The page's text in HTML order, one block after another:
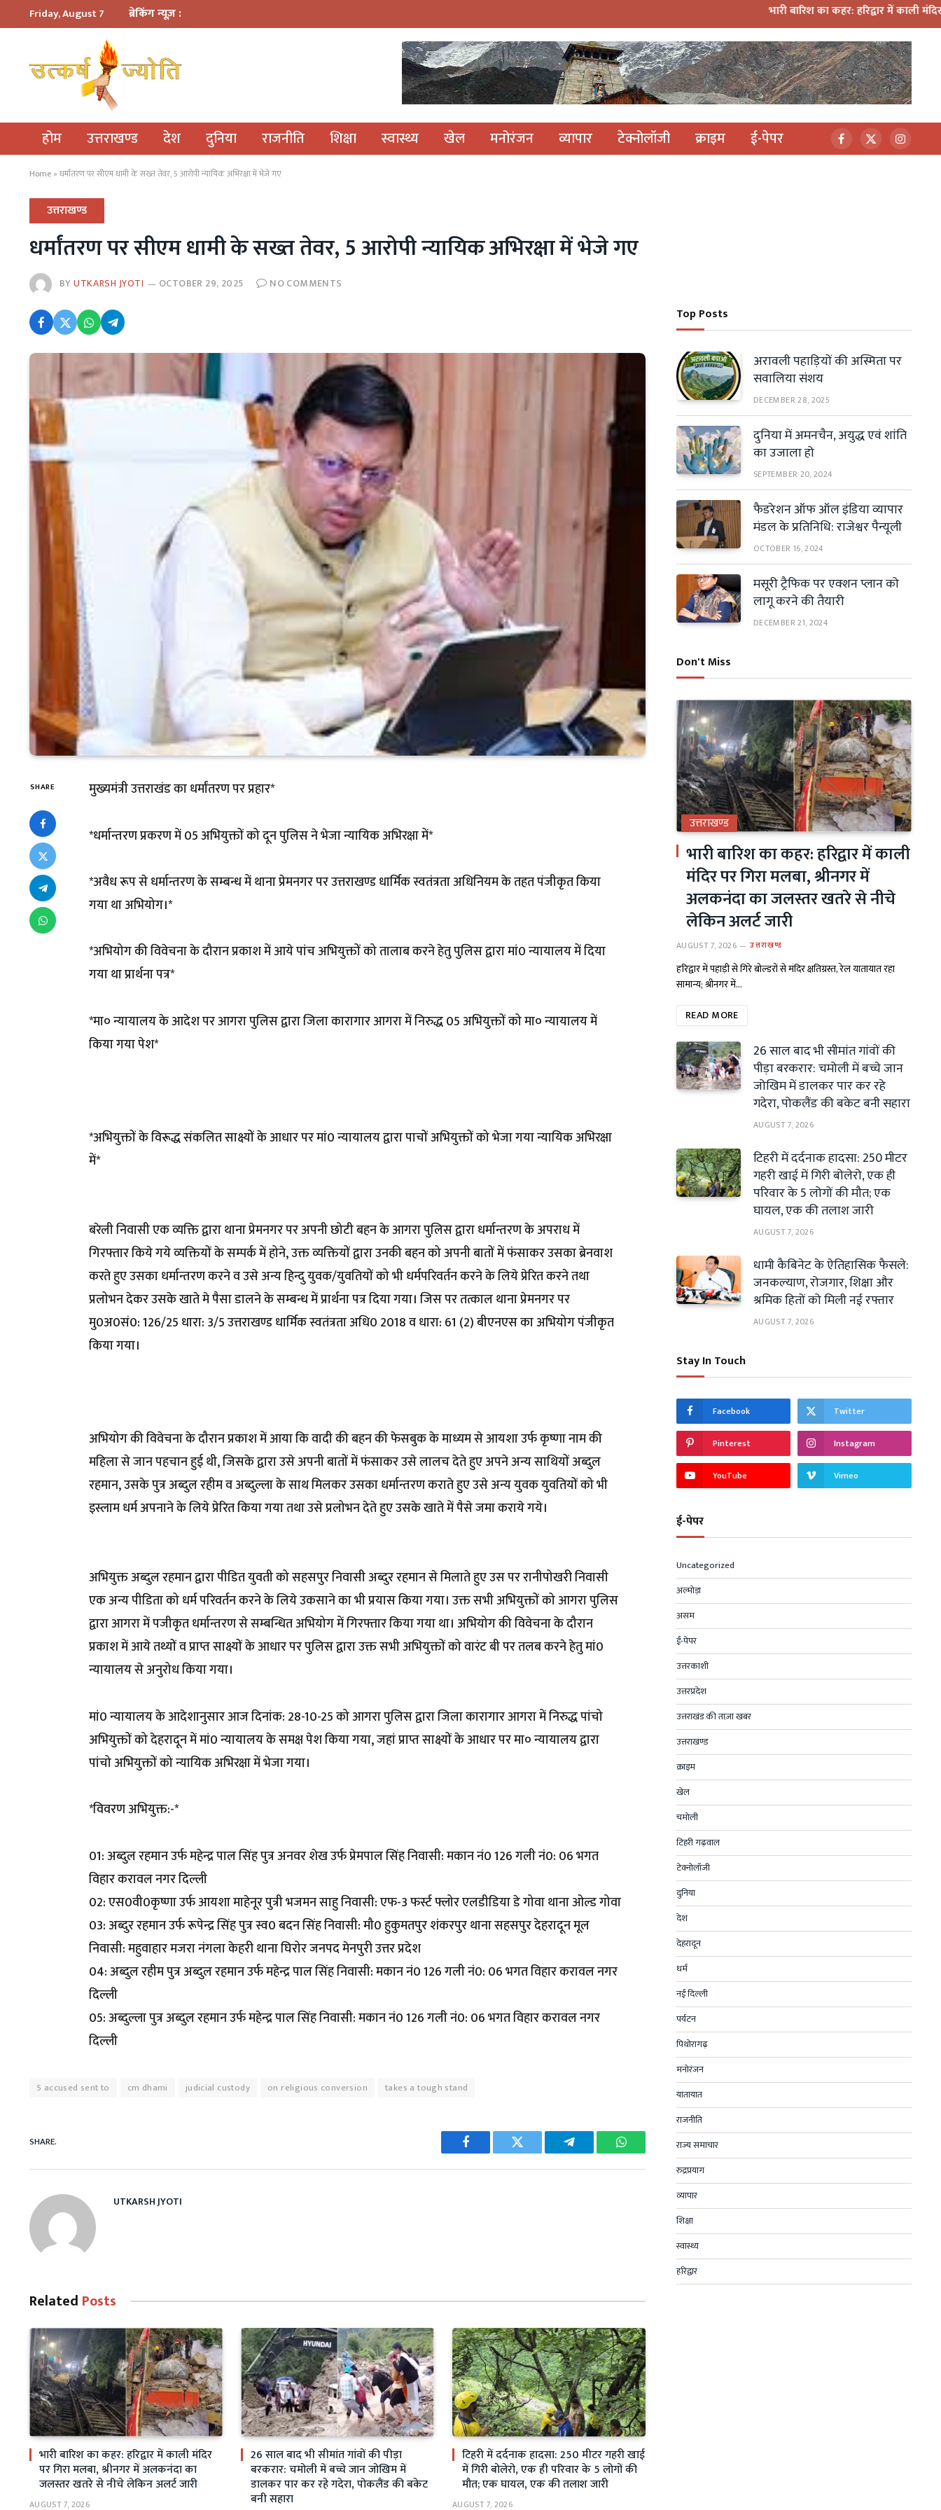
Friday, August 7 ब्रेकिंग न्यूज़ : भारी बारिश का कहर: हरिद्वार में काली मंदिर पर गिरा
होम उत्तराखण्ड देश दुनिया राजनीति शिक्षा स्वास्थ्य खेल मनोरंजन व्यापार टेक्नोलॉजी क्राइम ई-पेपर Facebook
X
(Twitter)
Home » धर्मांतरण पर सीएम धामी के सख्त तेवर, 5 आरोपी न्यायिक अभिरक्षा में भेजे गए
उत्तराखण्ड
धर्मांतरण पर सीएम धामी के सख्त तेवर, 5 आरोपी न्यायिक अभिरक्षा में भेजे गए
BYUTKARSH JYOTI OCTOBER 29, 2025 NO COMMENTS
SHARE मुख्यमंत्री उत्तराखंड का धर्मांतरण पर प्रहार*
*धर्मान्तरण प्रकरण में 05 अभियुक्तों को दून पुलिस ने भेजा न्यायिक अभिरक्षा में*
*अवैध रूप से धर्मान्तरण के सम्बन्ध में थाना प्रेमनगर पर उत्तराखण्ड धार्मिक स्वतंत्रता अधिनियम के तहत पंजीकृत किया
गया था अभियोग।*
*अभियोग की विवेचना के दौरान प्रकाश में आये पांच अभियुक्तों को तालाब करने हेतु पुलिस द्वारा मां0 न्यायालय में दिया
गया था प्रार्थना पत्र*
*मा० न्यायालय के आदेश पर आगरा पुलिस द्वारा जिला कारागार आगरा में निरुद्ध 05 अभियुक्तों को मा० न्यायालय में
किया गया पेश*
*अभियुक्तों के विरूद्ध संकलित साक्ष्यों के आधार पर मां0 न्यायालय द्वारा पाचों अभियुक्तों को भेजा गया न्यायिक अभिरक्षा
में*
बरेली निवासी एक व्यक्ति द्वारा थाना प्रेमनगर पर अपनी छोटी बहन के आगरा पुलिस द्वारा धर्मान्तरण के अपराध में
गिरफ्तार किये गये व्यक्तियों के सम्पर्क में होने, उक्त व्यक्तियों द्वारा उनकी बहन को अपनी बातों में फंसाकर उसका ब्रेनवाश
करते हुए उसका धर्मान्तरण करने व उसे अन्य हिन्दु युवक/युवतियों को भी धर्मपरिवर्तन करने के लिये प्रेरित करने तथा
प्रलोभन देकर उसके खाते मे पैसा डालने के सम्बन्ध में प्रार्थना पत्र दिया गया। जिस पर तत्काल थाना प्रेमनगर पर
मु0अ0सं0: 126/25 धारा: 3/5 उत्तराखण्ड धार्मिक स्वतंत्रता अधि0 2018 व धारा: 61 (2) बीएनएस का अभियोग पंजीकृत
किया गया।
अभियोग की विवेचना के दौरान प्रकाश में आया कि वादी की बहन की फेसबुक के माध्यम से आयशा उर्फ कृष्णा नाम की
महिला से जान पहचान हुई थी, जिसके द्वारा उसे अपनी बातों में फंसाकर उसे लालच देते हुए अपने अन्य साथियों अब्दुल
रहमान, उसके पुत्र अब्दुल रहीम व अब्दुल्ला के साथ मिलकर उसका धर्मान्तरण कराते हुए उसे अन्य युवक युवतियों को भी
इस्लाम धर्म अपनाने के लिये प्रेरित किया गया तथा उसे प्रलोभन देते हुए उसके खाते में पैसे जमा कराये गये।
अभियुक्त अब्दुल रहमान द्वारा पीडित युवती को सहसपुर निवासी अब्दुर रहमान से मिलाते हुए उस पर रानीपोखरी निवासी
एक अन्य पीडिता को धर्म परिवर्तन करने के लिये उकसाने का भी प्रयास किया गया। उक्त सभी अभियुक्तों को आगरा पुलिस
द्वारा आगरा में पजीकृत धर्मान्तरण से सम्बन्धित अभियोग में गिरफ्तार किया गया था। अभियोग की विवेचना के दौरान
प्रकाश में आये तथ्यों व प्राप्त साक्ष्यों के आधार पर पुलिस द्वारा उक्त सभी अभियुक्तों को वारंट बी पर तलब करने हेतु मां0
न्यायालय से अनुरोध किया गया।
मां0 न्यायालय के आदेशानुसार आज दिनांक: 28-10-25 को आगरा पुलिस द्वारा जिला कारागार आगरा में निरुद्ध पांचो
अभियुक्तों को देहरादून में मां0 न्यायालय के समक्ष पेश किया गया, जहां प्राप्त साक्ष्यों के आधार पर मा० न्यायालय द्वारा
पांचो अभियुक्तों को न्यायिक अभिरक्षा में भेजा गया।
*विवरण अभियुक्त:-*
01: अब्दुल रहमान उर्फ महेन्द्र पाल सिंह पुत्र अनवर शेख उर्फ प्रेमपाल सिंह निवासी: मकान नं0 126 गली नं0: 06 भगत
विहार करावल नगर दिल्ली
02: एस0वी0कृष्णा उर्फ आयशा माहेनूर पुत्री भजमन साहु निवासी: एफ-3 फर्स्ट फ्लोर एलडीडिया डे गोवा थाना ओल्ड गोवा
03: अब्दुर रहमान उर्फ रूपेन्द्र सिंह पुत्र स्व0 बदन सिंह निवासी: मौ0 हुकुमतपुर शंकरपुर थाना सहसपुर देहरादून मूल
निवासी: महुवाहार मजरा नंगला केहरी थाना घिरोर जनपद मेनपुरी उत्तर प्रदेश
04: अब्दुल रहीम पुत्र अब्दुल रहमान उर्फ महेन्द्र पाल सिंह निवासी: मकान नं0 126 गली नं0: 06 भगत विहार करावल नगर
दिल्ली
05: अब्दुल्ला पुत्र अब्दुल रहमान उर्फ महेन्द्र पाल सिंह निवासी: मकान नं0 126 गली नं0: 06 भगत विहार करावल नगर
दिल्ली
5 accused sent to cm dhami judicial custody on religious conversion takes a tough stand
SHARE.
Facebook Twitter Telegram WhatsApp
UTKARSH JYOTI
Related Posts
भारी बारिश का कहर: हरिद्वार में काली मंदिर
पर गिरा मलबा, श्रीनगर में अलकनंदा का
जलस्तर खतरे से नीचे लेकिन अलर्ट जारी
AUGUST 7, 2026
26 साल बाद भी सीमांत गांवों की पीड़ा
बरकरार: चमोली में बच्चे जान जोखिम में
डालकर पार कर रहे गदेरा, पोकलैंड की बकेट
बनी सहारा
टिहरी में दर्दनाक हादसा: 250 मीटर गहरी खाई
में गिरी बोलेरो, एक ही परिवार के 5 लोगों की
मौत; एक घायल, एक की तलाश जारी
AUGUST 7, 2026
Top Posts
अरावली पहाड़ियों की अस्मिता पर
सवालिया संशय
DECEMBER 28, 2025
दुनिया में अमनचैन, अयुद्ध एवं शांति
का उजाला हो
SEPTEMBER 20, 2024
फैडरेशन ऑफ ऑल इंडिया व्यापार
मंडल के प्रतिनिधि: राजेश्वर पैन्यूली
OCTOBER 16, 2024
मसूरी ट्रैफिक पर एक्शन प्लान को
लागू करने की तैयारी
DECEMBER 21, 2024
Don't Miss
उत्तराखण्ड
भारी बारिश का कहर: हरिद्वार में काली
मंदिर पर गिरा मलबा, श्रीनगर में
अलकनंदा का जलस्तर खतरे से नीचे
लेकिन अलर्ट जारी
AUGUST 7, 2026 उत्तराखण्ड
हरिद्वार में पहाड़ी से गिरे बोल्डरों से मंदिर क्षतिग्रस्त, रेल यातायात रहा
सामान्य; श्रीनगर में…
READ MORE
26 साल बाद भी सीमांत गांवों की
पीड़ा बरकरार: चमोली में बच्चे जान
जोखिम में डालकर पार कर रहे
गदेरा, पोकलैंड की बकेट बनी सहारा
AUGUST 7, 2026
टिहरी में दर्दनाक हादसा: 250 मीटर
गहरी खाई में गिरी बोलेरो, एक ही
परिवार के 5 लोगों की मौत; एक
घायल, एक की तलाश जारी
AUGUST 7, 2026
धामी कैबिनेट के ऐतिहासिक फैसले:
जनकल्याण, रोजगार, शिक्षा और
श्रमिक हितों को मिली नई रफ्तार
AUGUST 7, 2026
Stay In Touch
Facebook Twitter
Pinterest Instagram
YouTube Vimeo
ई-पेपर
Uncategorized
अल्मोड़ा
असम
ई-पेपर
उत्तरकाशी
उत्तरप्रदेश
उत्तराखंड की ताज़ा खबर
उत्तराखण्ड
क्राइम
खेल
चमोली
टिहरी गढ़वाल
टेक्नोलॉजी
दुनिया
देश
देहरादून
धर्म
नई दिल्ली
पर्यटन
पिथोरागढ़
मनोरंजन
यातायात
राजनीति
राज्य समाचार
रुद्रप्रयाग
व्यापार
शिक्षा
स्वास्थ्य
हरिद्वार